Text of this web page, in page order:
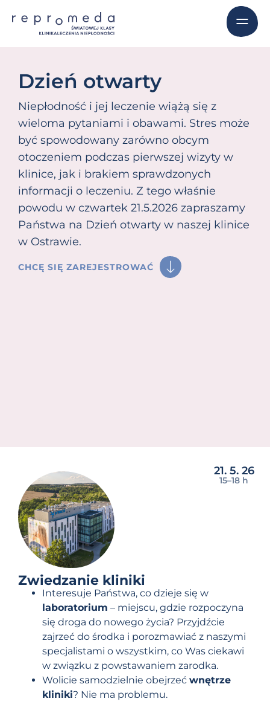
Dzień otwarty
Niepłodność i jej leczenie wiążą się z
wieloma pytaniami i obawami. Stres może
być spowodowany zarówno obcym
otoczeniem podczas pierwszej wizyty w
klinice, jak i brakiem sprawdzonych
informacji o leczeniu. Z tego właśnie
powodu w czwartek 21.5.2026 zapraszamy
Państwa na Dzień otwarty w naszej klinice
w Ostrawie.
CHCĘ SIĘ ZAREJESTROWAĆ
21. 5. 26
15–⁠18 h
Zwiedzanie kliniki
Interesuje Państwa, co dzieje się w
laboratorium – miejscu, gdzie rozpoczyna
się droga do nowego życia? Przyjdźcie
zajrzeć do środka i porozmawiać z naszymi
specjalistami o wszystkim, co Was ciekawi
w związku z powstawaniem zarodka.
Wolicie samodzielnie obejrzeć wnętrze
kliniki? Nie ma problemu.